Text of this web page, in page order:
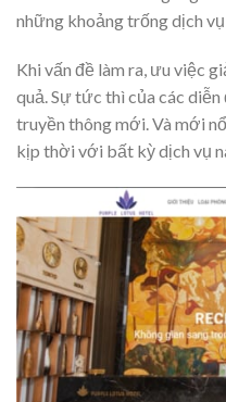
những khoảng trống dịch
Khi vấn đề làm ra, ưu việc
quả. Sự tức thì của các
truyền thông mới. Và mới
kịp thời với bất kỳ dịch vụ